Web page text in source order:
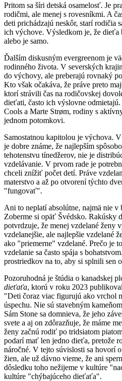
Pritom sa šíri detská osamelosť. Je
rodičmi, ale menej s rovesníkmi. A
deti prichádzajú neskôr, starí rodičia
ich výchove. Výsledkom je, že dieťa
alebo je samo.
Ďalším diskusným evergreenom je
rodinného života. V severských
do výchovy, ale preberajú rovnaký
Kto však očakáva, že práve preto
ktorí strávili čas na rodičovskej
dieťati, často ich výslovne
Cools a Marte Strøm, rodiny s
jednom potomkovi.
Samostatnou kapitolou je výchova.
je dobre známe, že najlepším
tehotenstvu tínedžerov, nie je
vzdelávanie. V prvom rade je
chceli znížiť počet detí. Práve
materstvo a až po otvorení týchto
"fungovať".
Ani to neplatí absolútne, najmä nie v
Zoberme si opäť Švédsko. Rakúsky
potvrdzuje, že menej vzdelané ženy
vzdelanejšie, ale najlepšie vzdelané
ako "priemerne" vzdelané. Prečo je
vzdelanie sa často spája s
prostriedkov na to, aby si splnili sen
Pozoruhodná je štúdia o kanadskej
dieťaťa, ktorú v roku 2023
"Deti čoraz viac figurujú ako vrchol
úspechu. Nie sú stavebným
Sám Stone sa domnieva, že jeho
svete a aj on zdôrazňuje, že máme
ženy začnú rodiť po tridsiatom
podarí mať len jedno dieťa, pretože
náročné. V tejto súvislosti sa hovorí
žien, ale už dávno vieme, že ani
dôsledku toho nežijeme v kultúre
kultúre "chýbajúceho dieťaťa".